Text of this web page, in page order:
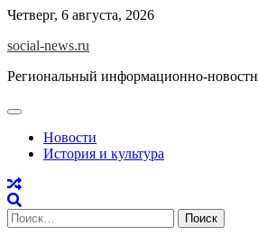
Skip
content
Четверг, 6 августа, 2026
social-news.ru
Региональный информационно-
Новости
История и культура
Найти: